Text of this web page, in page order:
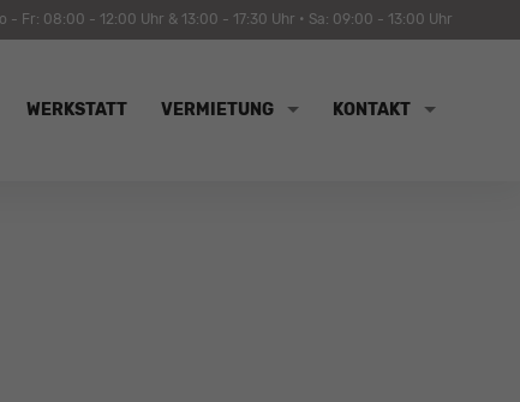
- Fr: 08:00 - 12:00 Uhr & 13:00 - 17:30 Uhr • Sa: 09:00 - 13:00 Uhr
WERKSTATT VERMIETUNG KONTAKT